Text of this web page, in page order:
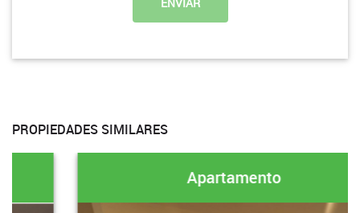
PROPIEDADES SIMILARES
Apartamento